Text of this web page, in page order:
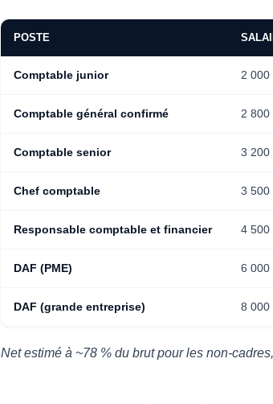
POSTE
Comptable junior 2 000
Comptable général confirmé 2 800
Comptable senior 3 200
Chef comptable 3 500
Responsable comptable et financier 4 500
DAF (PME) 6 000
DAF (grande entreprise) 8 000
Net estimé à ~78 % du brut pour les non-